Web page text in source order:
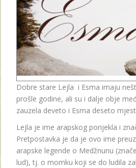
Dobre stare Lejla i Esma imaju
prošle godine, ali su i dalje obje
zauzela deveto i Esma deseto
Lejla je ime arapskog porijekla i
Pretpostavka je da je ovo ime
arapske legende o Medžnunu
lud), tj. o momku koji se do ludila